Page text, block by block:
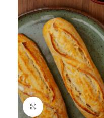
Click to enlarge